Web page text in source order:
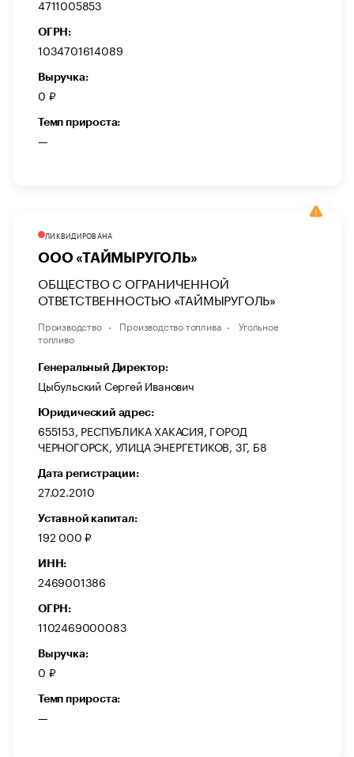
4711005853
ОГРН:
1034701614089
Выручка:
0 ₽
Темп прироста:
—
ЛИКВИДИРОВАНА
ООО «ТАЙМЫРУГОЛЬ»
ОБЩЕСТВО С ОГРАНИЧЕННОЙ
ОТВЕТСТВЕННОСТЬЮ «ТАЙМЫРУГОЛЬ»
Производство Производство топлива
Угольное
топливо
Генеральный Директор:
Цыбульский Сергей Иванович
Юридический адрес:
655153, РЕСПУБЛИКА ХАКАСИЯ, ГОРОД
ЧЕРНОГОРСК, УЛИЦА ЭНЕРГЕТИКОВ, 3Г, Б8
Дата регистрации:
27.02.2010
Уставной капитал:
192 000 ₽
ИНН:
2469001386
ОГРН:
1102469000083
Выручка:
0 ₽
Темп прироста:
—